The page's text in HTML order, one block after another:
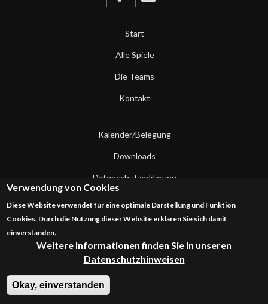
Start
Alle Spiele
Die Teams
Kontakt
Kalender/Belegung
Downloads
Datenschutzerklärung
Kontakt
Verwendung von Cookies
Diese Website verwendet für eine optimale Darstellung und Funktion
Cookies. Durch die Nutzung dieser Website erklären Sie sich damit
einverstanden.
Weitere Informationen finden Sie in unseren
Datenschutzhinweisen
Okay, einverstanden